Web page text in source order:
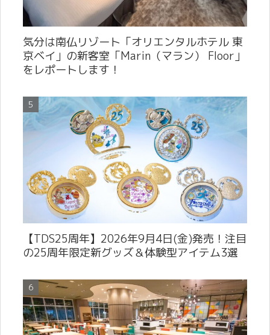
気分は南仏リゾート「オリエンタルホテル 東
京ベイ」の新客室「Marin（マラン） Floor」
をレポートします！
【TDS25周年】2026年9月4日(金)発売！注目
の25周年限定新グッズ＆体験型アイテム3選